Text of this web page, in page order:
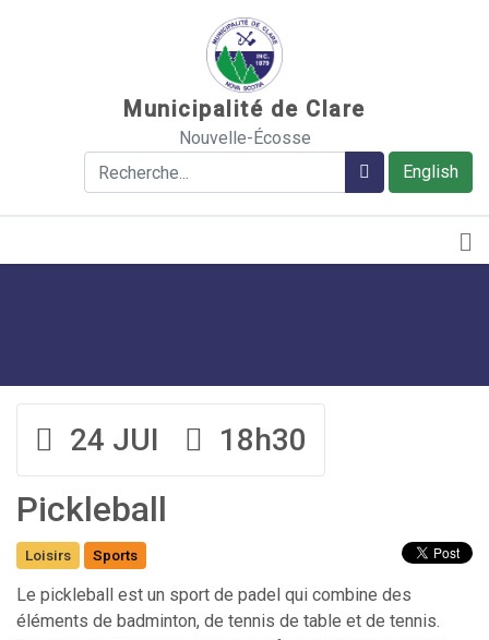
Municipalité de Clare
Nouvelle-Écosse
English
Rechercher Rechercher
24 JUI 18h30
Pickleball
Loisirs Sports
Le pickleball est un sport de padel qui combine des
éléments de badminton, de tennis de table et de tennis.